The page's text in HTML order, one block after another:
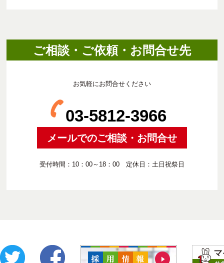
ご相談・ご依頼・お問合せ先
お気軽にお問合せください
03-5812-3966
メールでのご相談・お問合せ
受付時間：10：00～18：00 定休日：土日祝祭日